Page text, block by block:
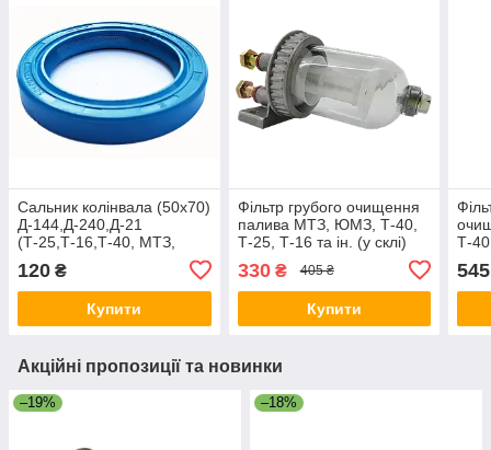
Сальник колінвала (50х70)
Д-144,Д-240,Д-21
(Т-25,Т-16,Т-40, МТЗ,
120 ₴
Купити
Фільтр грубого очищення
палива МТЗ, ЮМЗ, Т-40,
Т-25, Т-16 та ін. (у склі)
330₴ 405 ₴
Купити
Т-
545
Акційні пропозиції та новинки
–19% –18%